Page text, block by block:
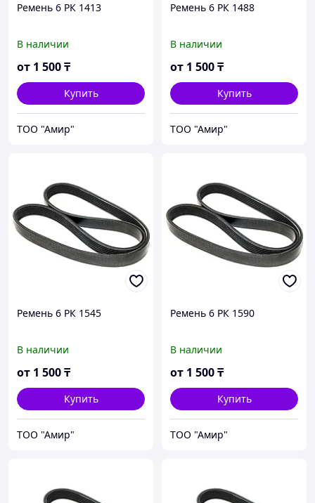
Ремень 6 РК 1413
В наличии
от 1 500₸
Купить
ТОО "Амир"
Ремень 6 РК 1488
В наличии
от 1 500₸
Купить
ТОО "Амир"
Ремень 6 РК 1545
В наличии
от 1 500₸
Купить
ТОО "Амир"
Ремень 6 РК 1590
В наличии
от 1 500₸
Купить
ТОО "Амир"